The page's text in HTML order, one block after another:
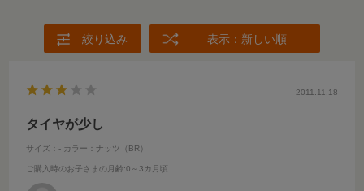
絞り込み 表示：新しい順
2011.11.18
タイヤが少し
サイズ：- カラー：ナッツ（BR）
ご購入時のお子さまの月齢:0～3カ月頃